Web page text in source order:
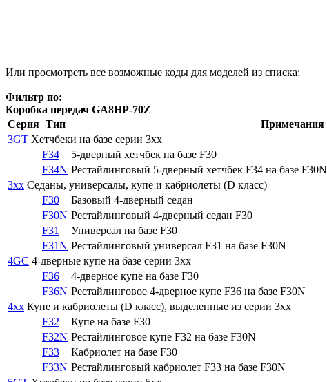
Или просмотреть все возможные коды для моделей из списка:
Фильтр по:
Коробка передач GA8HP-70Z
Серия Тип Примечания
3GT Хетчбеки на базе серии 3xx
F34
5-дверный хетчбек на базе F30
F34N Рестайлинговый 5-дверный хетчбек F34 на базе F30N
3xx Седаны, универсалы, купе и кабриолеты (D класс)
F30
Базовый 4-дверный седан
F30N Рестайлинговый 4-дверный седан F30
F31
Универсал на базе F30
F31N Рестайлинговый универсал F31 на базе F30N
4GC 4-дверные купе на базе серии 3xx
F36
4-дверное купе на базе F30
F36N Рестайлинговое 4-дверное купе F36 на базе F30N
4xx Купе и кабриолеты (D класс), выделенные из серии 3xx
F32
Купе на базе F30
F32N Рестайлинговое купе F32 на базе F30N
F33
Кабриолет на базе F30
F33N Рестайлинговый кабриолет F33 на базе F30N